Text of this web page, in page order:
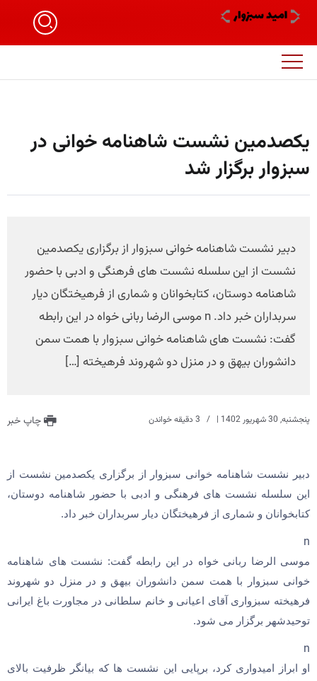
یکصدمین نشست شاهنامه خوانی در
سبزوار برگزار شد
دبیر نشست شاهنامه خوانی سبزوار از برگزاری یکصدمین
نشست از این سلسله نشست های فرهنگی و ادبی با حضور
شاهنامه دوستان، کتابخوانان و شماری از فرهیختگان دیار
سربداران خبر داد. n موسی الرضا ربانی خواه در این رابطه
گفت: نشست های شاهنامه خوانی سبزوار با همت سمن
دانشوران بیهق و در منزل دو شهروند فرهیخته […]
پنجشنبه, 30 شهریور 1402 | چاپ خبر
دبیر نشست شاهنامه خوانی سبزوار از برگزاری یکصدمین نشست از
این سلسله نشست های فرهنگی و ادبی با حضور شاهنامه دوستان،
کتابخوانان و شماری از فرهیختگان دیار سربداران خبر داد.
n
موسی الرضا ربانی خواه در این رابطه گفت: نشست های شاهنامه
خوانی سبزوار با همت سمن دانشوران بیهق و در منزل دو شهروند
فرهیخته سبزواری آقای اعیانی و خانم سلطانی در مجاورت باغ ایرانی
توحیدشهر برگزار می شود.
n
او ابراز امیدواری کرد، برپایی این نشست ها که بیانگر ظرفیت بالای